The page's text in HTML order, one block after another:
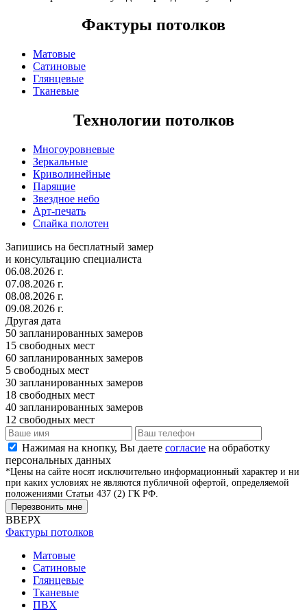
Фактуры потолков
Матовые
Сатиновые
Глянцевые
Тканевые
Технологии потолков
Многоуровневые
Зеркальные
Криволинейные
Парящие
Звездное небо
Арт-печать
Спайка полотен
Запишись на бесплатный замер
и консультацию специалиста
06.08.2026 г.
07.08.2026 г.
08.08.2026 г.
09.08.2026 г.
Другая дата
50 запланированных замеров
15 свободных мест
60 запланированных замеров
5 свободных мест
30 запланированных замеров
18 свободных мест
40 запланированных замеров
12 свободных мест
Нажимая на кнопку, Вы даете согласие на обработку
персональных данных
*Цены на сайте носят исключительно информационный характер и ни
при каких условиях не являются публичной офертой, определяемой
положениями Статьи 437 (2) ГК РФ.
Перезвонить мне
ВВЕРХ
Фактуры потолков
Матовые
Сатиновые
Глянцевые
Тканевые
ПВХ